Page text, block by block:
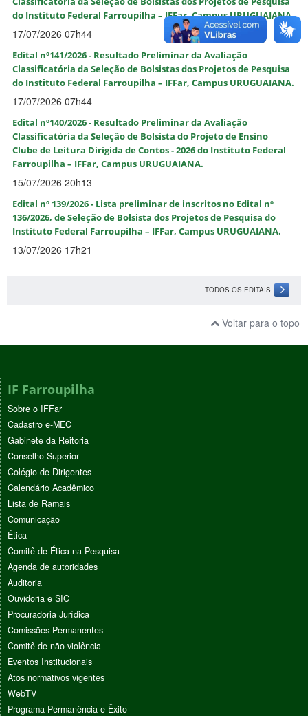
do Instituto Federal Farroupilha – IFFar, Campus URUGUAIANA.
17/07/2026 07h44
Edital nº141/2026 - Resultado Preliminar da Avaliação
Classificatória da Seleção de Bolsistas dos Projetos de Pesquisa
do Instituto Federal Farroupilha – IFFar, Campus URUGUAIANA.
17/07/2026 07h44
Edital nº140/2026 - Resultado Preliminar da Avaliação
Classificatória da Seleção de Bolsista do Projeto de Ensino
Clube de Leitura Dirigida de Contos - 2026 do Instituto Federal
Farroupilha – IFFar, Campus URUGUAIANA.
15/07/2026 20h13
Edital nº 139/2026 - Lista preliminar de inscritos no Edital nº
136/2026, de Seleção de Bolsista dos Projetos de Pesquisa do
Instituto Federal Farroupilha – IFFar, Campus URUGUAIANA.
13/07/2026 17h21
TODOS OS EDITAIS
Voltar para o topo
IF Farroupilha
Sobre o IFFar
Cadastro e-MEC
Gabinete da Reitoria
Conselho Superior
Colégio de Dirigentes
Calendário Acadêmico
Lista de Ramais
Comunicação
Ética
Comitê de Ética na Pesquisa
Agenda de autoridades
Auditoria
Ouvidoria e SIC
Procuradoria Jurídica
Comissões Permanentes
Comitê de não violência
Eventos Institucionais
Atos normativos vigentes
WebTV
Programa Permanência e Êxito